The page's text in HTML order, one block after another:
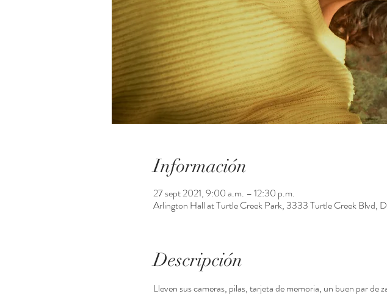
Información
27 sept 2021, 9:00 a.m. – 12:30 p.m.
Arlington Hall at Turtle Creek Park, 3333 Turtle Creek Blvd,
Descripción
Lleven sus cameras, pilas, tarjeta de memoria, un buen par